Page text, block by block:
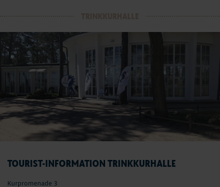
TOURIST-INFORMATION TRINKKURHALLE
Kurpromenade 3